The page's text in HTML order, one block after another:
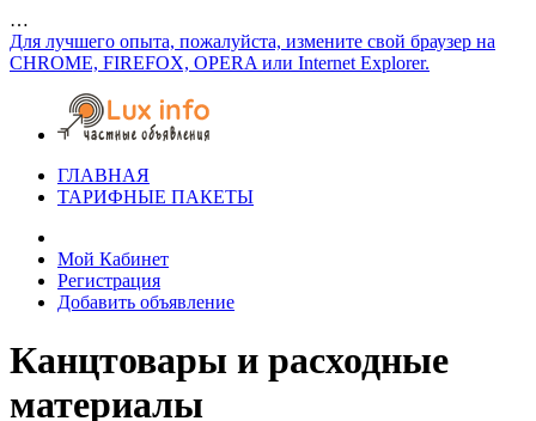
…
Для лучшего опыта, пожалуйста, измените свой браузер на
CHROME, FIREFOX, OPERA или Internet Explorer.
ГЛАВНАЯ
ТАРИФНЫЕ ПАКЕТЫ
Мой Кабинет
Регистрация
Добавить объявление
Канцтовары и расходные
материалы